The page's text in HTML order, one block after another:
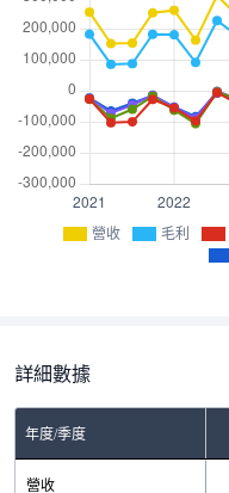
營收 毛利
詳細數據
年度/季度2025-Q3
營收